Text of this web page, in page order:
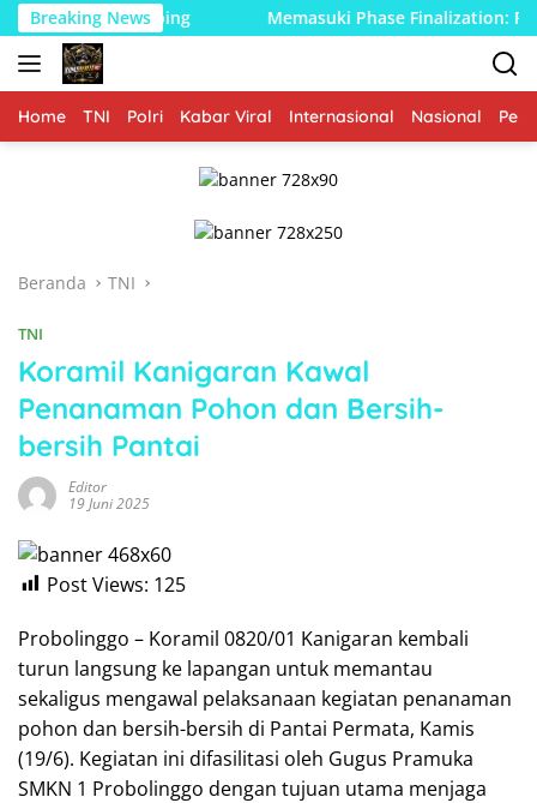
Langsung
ke
konten
Breaking News
Kambing Memasuki Phase Finalization: Renovasi
Home TNI Polri Kabar Viral Internasional Nasional
Beranda TNI
TNI
Koramil Kanigaran Kawal
Penanaman Pohon dan Bersih-
bersih Pantai
Editor
19 Juni 2025
Post Views: 125
Probolinggo – Koramil 0820/01 Kanigaran kembali
turun langsung ke lapangan untuk memantau
sekaligus mengawal pelaksanaan kegiatan penanaman
pohon dan bersih-bersih di Pantai Permata, Kamis
(19/6). Kegiatan ini difasilitasi oleh Gugus Pramuka
SMKN 1 Probolinggo dengan tujuan utama menjaga